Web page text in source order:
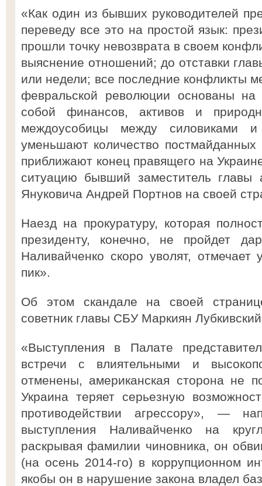
«Как один из бывших руководителей
переведу все это на простой язык:
прошли точку невозврата в своем
выяснение отношений; до отставки
или недели; все последние конфликты
февральской революции основаны на
собой финансов, активов и
междоусобицы между силовиками и
уменьшают количество постмайданных
приближают конец правящего на
ситуацию бывший заместитель главы
Януковича Андрей Портнов на своей
Наезд на прокуратуру, которая
президенту, конечно, не пройдет
Наливайченко скоро уволят, отмечает
пик».
Об этом скандале на своей
советник главы СБУ Маркиян
«Выступления в Палате
встречи с влиятельными и
отменены, американская сторона не
Украина теряет серьезную
противодействии агрессору», —
выступления Наливайченко на
раскрывая фамилии чиновника, он
(на осень 2014-го) в коррупционном
якобы он в нарушение закона владел